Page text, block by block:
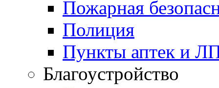
Пожарная
Полиция
Пункты аптек и
Благоустройство